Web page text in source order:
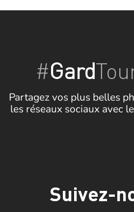
#Gard
Partagez vos plus belles
les réseaux sociaux avec
Suivez-